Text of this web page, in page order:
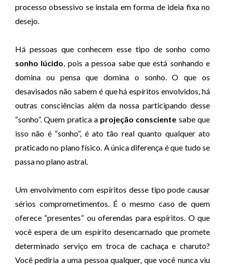
processo obsessivo se instala em forma de ideia fixa no
desejo.
Há pessoas que conhecem esse tipo de sonho como
sonho lúcido , pois a pessoa sabe que está sonhando e
domina ou pensa que domina o sonho. O que os
desavisados não sabem é que há espíritos envolvidos, há
outras consciências além da nossa participando desse
“sonho”. Quem pratica a projeção consciente sabe que
isso não é “sonho”, é ato tão real quanto qualquer ato
praticado no plano físico. A única diferença é que tudo se
passa no plano astral.
Um envolvimento com espíritos desse tipo pode causar
sérios comprometimentos. É o mesmo caso de quem
oferece “presentes” ou oferendas para espíritos. O que
você espera de um espírito desencarnado que promete
determinado serviço em troca de cachaça e charuto?
Você pediria a uma pessoa qualquer, que você nunca viu